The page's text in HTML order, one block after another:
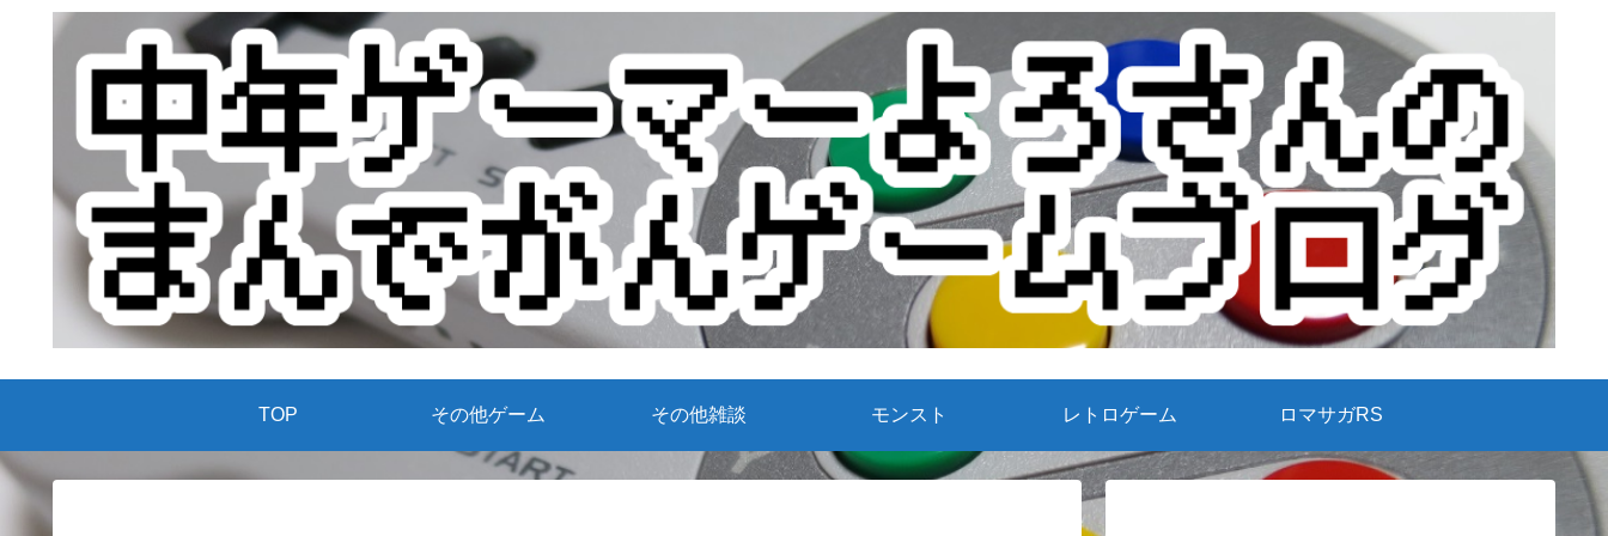
TOP その他ゲーム その他雑談 モンスト レトロゲーム ロマサガRS